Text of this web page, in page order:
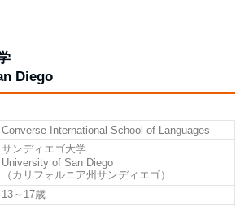
Diego
Converse International School of Languages
サンディエゴ大学
University of San Diego
（カリフォルニア州サンディエゴ）
13～17歳